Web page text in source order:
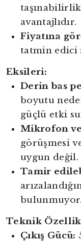
taşınabilirlik
avantajlıdır.
Fiyatına
tatmin edici
Eksileri:
Derin bas
boyutu
güçlü etki
Mikrofon
görüşmesi
uygun değil.
Tamir
bulunmuyor.
Teknik
Çıkış Gücü: